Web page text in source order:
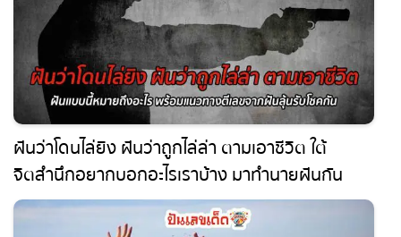
ฝันว่าโดนไล่ยิง ฝันว่าถูกไล่ล่า ตามเอาชีวิต ใต้
จิตสำนึกอยากบอกอะไรเราบ้าง มาทำนายฝันกัน